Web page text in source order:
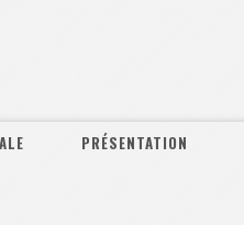
PRÉSENTATION